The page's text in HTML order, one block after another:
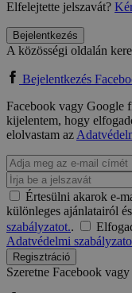
Elfelejtette jelszavát?
Bejelentkezés
A közösségi oldalán
Bejelentkezés
Facebook vagy Google
kijelentem, hogy
elolvastam az
Értesülni akarok e-
különleges ajánlatairól
szabályzatot..
Adatvédelmi
Regisztráció
Szeretne Facebook